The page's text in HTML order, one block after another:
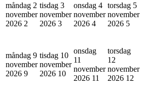
måndag 2
november
2026 2
tisdag 3
november
2026 3
onsdag 4
november
2026 4
torsdag 5
november
2026 5
måndag 9
november
2026 9
tisdag 10
november
2026 10
onsdag
11
november
2026 11
torsdag
12
november
2026 12